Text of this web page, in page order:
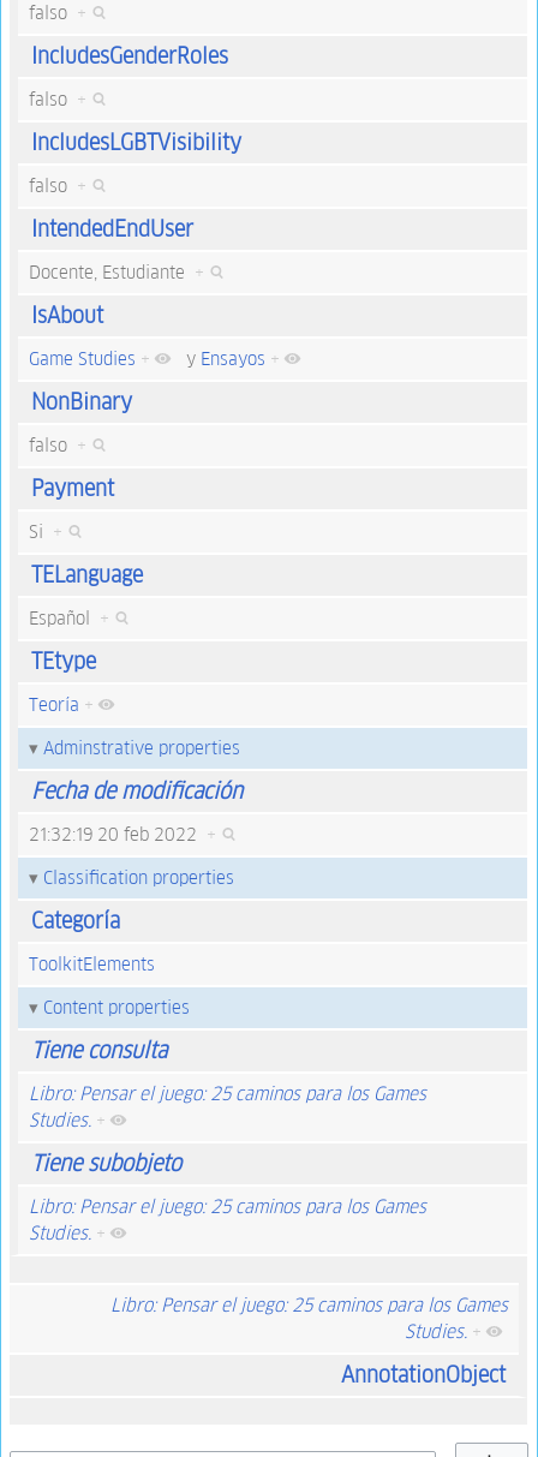
falso +
IncludesGenderRoles
falso +
IncludesLGBTVisibility
falso +
IntendedEndUser
Docente, Estudiante +
IsAbout
Game Studies + y Ensayos +
NonBinary
falso +
Payment
Si +
TELanguage
Español +
TEtype
Teoría +
Adminstrative properties
Fecha de modificación
21:32:19 20 feb 2022 +
Classification properties
Categoría
ToolkitElements
Content properties
Tiene consulta
Libro: Pensar el juego: 25 caminos para los Games
Studies. +
Tiene subobjeto
Libro: Pensar el juego: 25 caminos para los Games
Studies. +
Libro: Pensar el juego: 25 caminos para los Games
Studies. +
AnnotationObject